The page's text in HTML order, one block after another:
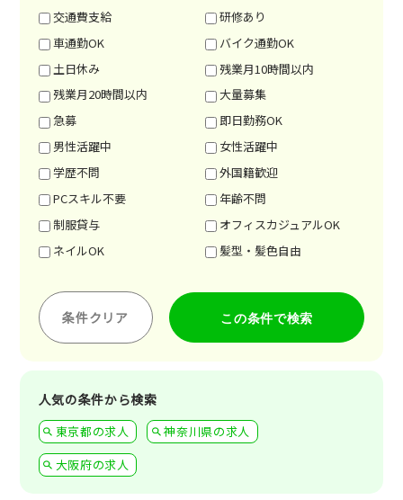
交通費支給
研修あり
車通勤OK
バイク通勤OK
土日休み
残業月10時間以内
残業月20時間以内
大量募集
急募
即日勤務OK
男性活躍中
女性活躍中
学歴不問
外国籍歓迎
PCスキル不要
年齢不問
制服貸与
オフィスカジュアルOK
ネイルOK
髪型・髪色自由
条件クリア
人気の条件から検索
東京都の求人
神奈川県の求人
大阪府の求人